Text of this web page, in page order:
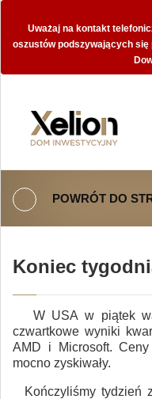
Uważaj na kontakt
oszustów podszywających się
POWRÓT DO
Koniec
W USA w piątek
czwartkowe wyniki
AMD i Microsoft.
mocno zyskiwały.
Kończyliśmy tydzień